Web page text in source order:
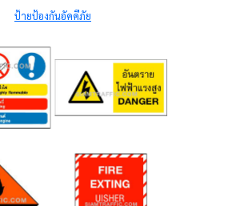
ป้ายป้องกันอัคคีภัย